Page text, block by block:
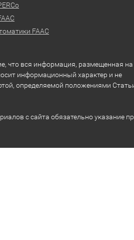
FAAC
что вся информация, размещенная на
информационный характер и не
определяемой положениями
с сайта обязательно указание